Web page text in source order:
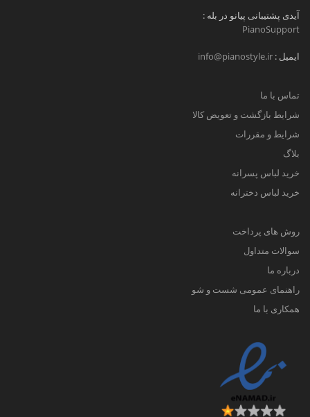
آیدی پشتیبانی پیانو در بله :
PianoSupport
ایمیل : info@pianostyle.ir
تماس با ما
شرایط بازگشت و تعویض کالا
شرایط و مقررات
بلاگ
خرید لباس پسرانه
خرید لباس دخترانه
روش های پرداخت
سوالات متداول
درباره ما
راهنمای عمومی شست و شو
همکاری با ما